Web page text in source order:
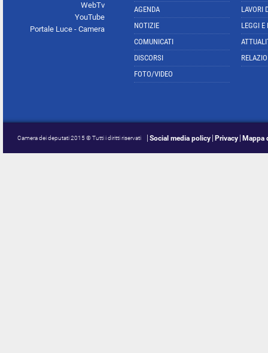
WebTv
YouTube
Portale Luce - Camera
AGENDA
NOTIZIE
COMUNICATI
DISCORSI
FOTO/VIDEO
LAVORI
LEGGI E
Camera dei deputati 2015 © Tutti i diritti riservati Social media policy Privacy Mappa